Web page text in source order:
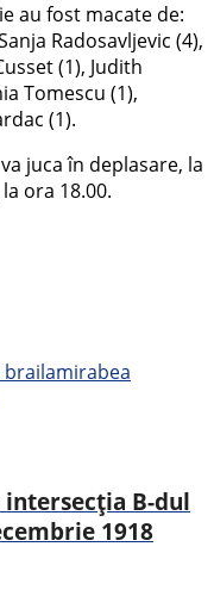
au fost macate de:
Radosavljevic (4),
(1), Judith
Tomescu (1),
(1).
juca în deplasare, la
ora 18.00.
brailamirabea
B-dul
1918